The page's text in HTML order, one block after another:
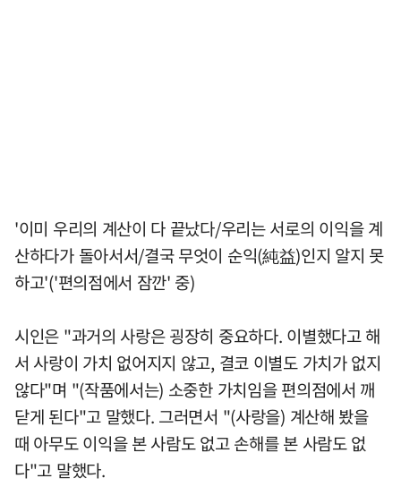
'이미 우리의 계산이 다 끝났다/우리는 서로의 이익을 계
산하다가 돌아서서/결국 무엇이 순익(純益)인지 알지 못
하고'('편의점에서 잠깐' 중)
시인은 "과거의 사랑은 굉장히 중요하다. 이별했다고 해
서 사랑이 가치 없어지지 않고, 결코 이별도 가치가 없지
않다"며 "(작품에서는) 소중한 가치임을 편의점에서 깨
닫게 된다"고 말했다. 그러면서 "(사랑을) 계산해 봤을
때 아무도 이익을 본 사람도 없고 손해를 본 사람도 없
다"고 말했다.